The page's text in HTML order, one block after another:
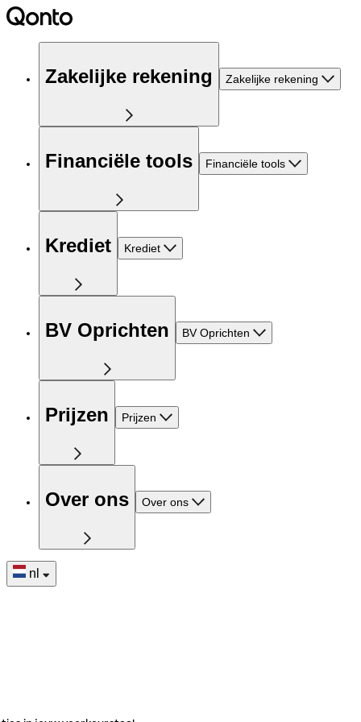
Zakelijke rekening Zakelijke rekening
Financiële tools Financiële tools
Krediet Krediet
BV Oprichten BV Oprichten
Prijzen Prijzen
Over ons Over ons
nl